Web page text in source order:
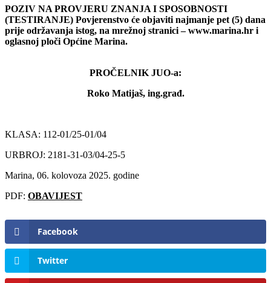
POZIV NA PROVJERU ZNANJA I SPOSOBNOSTI
(TESTIRANJE) Povjerenstvo će objaviti najmanje pet (5) dana
prije održavanja istog, na mrežnoj stranici – www.marina.hr i
oglasnoj ploči Općine Marina.
PROČELNIK JUO-a:
Roko Matijaš, ing.građ.
KLASA: 112-01/25-01/04
URBROJ: 2181-31-03/04-25-5
Marina, 06. kolovoza 2025. godine
PDF: OBAVIJEST
Facebook
Twitter